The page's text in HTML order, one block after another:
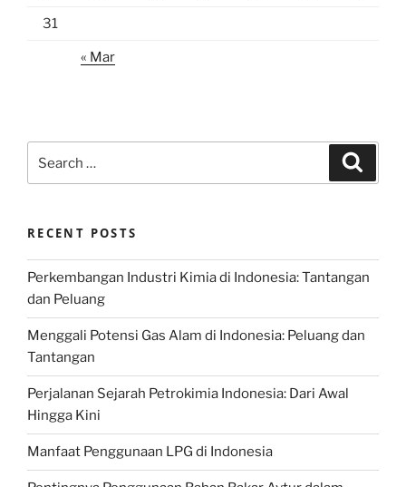
31
« Mar
for:
RECENT POSTS
Perkembangan Industri Kimia di Indonesia: Tantangan
dan Peluang
Menggali Potensi Gas Alam di Indonesia: Peluang dan
Tantangan
Perjalanan Sejarah Petrokimia Indonesia: Dari Awal
Hingga Kini
Manfaat Penggunaan LPG di Indonesia